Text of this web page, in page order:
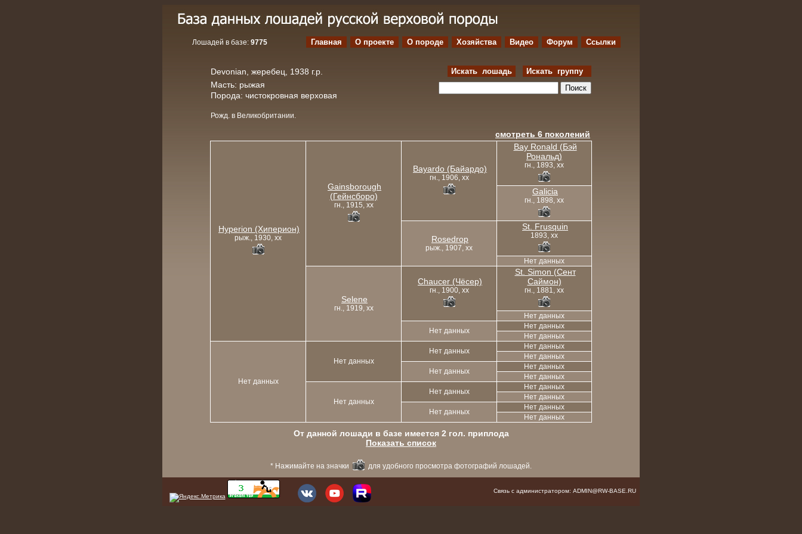
Лошадей в базе: 9775 Главная О проекте O породе Хозяйства Видео Форум Ссылки
Devonian, жеребец, 1938 г.р. Искать лошадь Искать группу
Масть: рыжая
Порода: чистокровная верховая
Рожд. в Великобритании.
смотреть 6 поколений
Hyperion (Хиперион)
рыж., 1930, xx
Gainsborough
(Гейнсборо)
гн., 1915, xx
Bayardo (Байардо)
гн., 1906, xx
Bay Ronald (Бэй
Рональд)
гн., 1893, xx
Galicia
гн., 1898, xx
Rosedrop
рыж., 1907, xx
St. Frusquin
1893, xx
Нет данных
Selene
гн., 1919, xx
Chaucer (Чёсер)
гн., 1900, xx
St. Simon (Сент
Саймон)
гн., 1881, xx
Нет данных
Нет данных
Нет данных
Нет данных
Нет данных
Нет данных
Нет данных
Нет данных
Нет данных
Нет данных
Нет данных
Нет данных
Нет данных
Нет данных
Нет данных
Нет данных
Нет данных
Нет данных
Нет данных
От данной лошади в базе имеется 2 гол. приплода
Показать список
* Нажимайте на значки для удобного просмотра фотографий лошадей.
Связь с администратором: ADMIN@RW-BASE.RU